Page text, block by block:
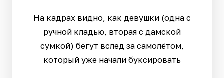
На кадрах видно, как девушки (одна с
ручной кладью, вторая с дамской
сумкой) бегут вслед за самолётом,
который уже начали буксировать